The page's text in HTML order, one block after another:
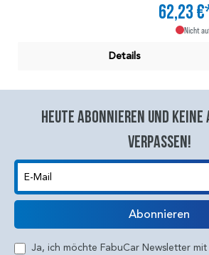
62,23
Nicht
Details
Heute abonnieren und
verpassen!
E-Mail
Abonnieren
Ja, ich möchte FabuCar Newsletter